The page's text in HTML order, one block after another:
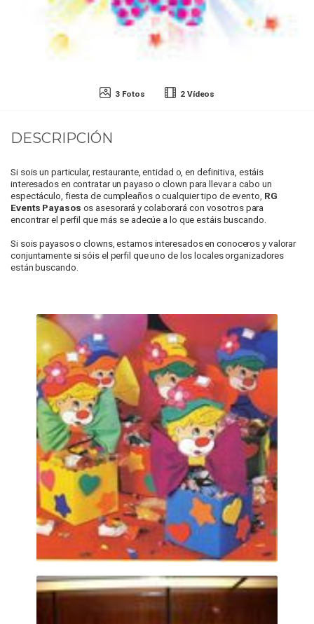
3 Fotos 2 Vídeos
DESCRIPCIÓN
Si sois un particular, restaurante, entidad o, en definitiva, estáis
interesados en contratar un payaso o clown para llevar a cabo un
espectáculo, fiesta de cumpleaños o cualquier tipo de evento, RG
Events Payasos os asesorará y colaborará con vosotros para
encontrar el perfil que más se adecúe a lo que estáis buscando.
Si sois payasos o clowns, estamos interesados en conoceros y valorar
conjuntamente si sóis el perfil que uno de los locales organizadores
están buscando.